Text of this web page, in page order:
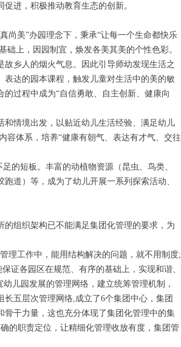
进，积极推动教育生态的创新。
尚美”办园理念下，秉承“让每一个生命都快乐
础上，因园制宜，焕发各美其美的个性色彩。
乡人的烟火气息。因此引导师幼发现生活之
达的园本课程，触发儿童对生活中的美的敏
过程中成为“自信勇敢、自主创新、健康向
情境出发，以贴近幼儿生活经验、满足幼儿
容体系，培养“健康有朝气、表达有才气、交往
的短板。丰富的动植物资源（昆虫、鸟类、
道）等，成为了幼儿开展一系列探索活动、
组织架构已不能满足集团化管理的要求，为
理工作中，能用结构解决的问题，就不用制度;
证各园区在规范、有序的基础上，实现和谐、
儿园发展的管理网络，建立统筹管理机制，
层次管理网络,成立了6个集团中心，集团
干力量，这也充分体现了集团化管理中的集
的职责定位，让精细化管理收放有度，集团管